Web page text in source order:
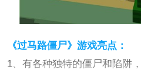
《过马路僵尸》游戏亮点：
1、有各种独特的僵尸和陷阱